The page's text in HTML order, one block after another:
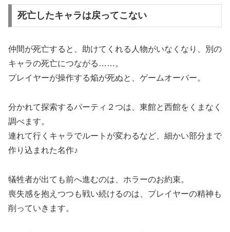
死亡したキャラは戻ってこない
仲間が死亡すると、助けてくれる人物がいなくなり、別の
キャラの死亡につながる……。
プレイヤーが操作する焔が死ぬと、ゲームオーバー。
分かれて探索するパーティ２つは、東館と西館をくまなく
調べます。
連れて行くキャラでルートが変わるなど、細かい部分まで
作り込まれた名作♪
犠牲者が出ても前へ進むのは、ホラーのお約束。
喪失感を抱えつつも戦い続けるのは、プレイヤーの精神も
削っていきます。